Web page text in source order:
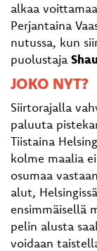
alkaa
Perjantaina
nutussa, kun
puolustaja
JOKO NYT?
Siirtorajalla
paluuta
Tiistaina
kolme maalia
osumaa
alut,
ensimmäisellä
pelin alusta
voidaan